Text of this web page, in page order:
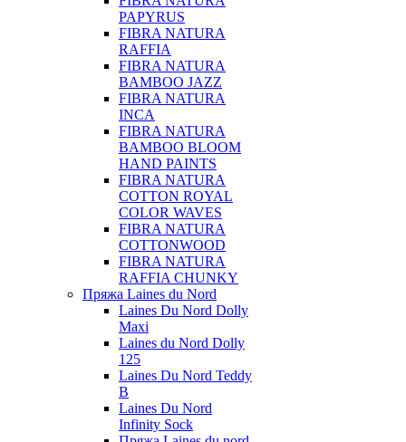
PAPYRUS
FIBRA NATURA
RAFFIA
FIBRA NATURA
BAMBOO JAZZ
FIBRA NATURA
INCA
FIBRA NATURA
BAMBOO BLOOM
HAND PAINTS
FIBRA NATURA
COTTON ROYAL
COLOR WAVES
FIBRA NATURA
COTTONWOOD
FIBRA NATURA
RAFFIA CHUNKY
Пряжа Laines du Nord
Laines Du Nord Dolly
Maxi
Laines du Nord Dolly
125
Laines Du Nord Teddy
B
Laines Du Nord
Infinity Sock